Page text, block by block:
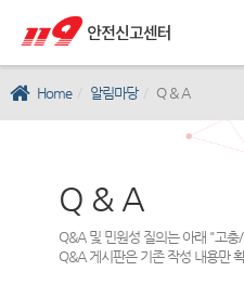
Home 알림마당 Q & A
Q & A
Q&A 및 민원성 질의는 아래 "고
Q&A 게시판은 기존 작성 내용만